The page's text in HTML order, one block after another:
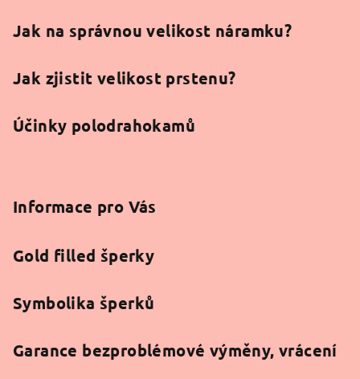
Jak na správnou velikost náramku?
Jak zjistit velikost prstenu?
Účinky polodrahokamů
Informace pro Vás
Gold filled šperky
Symbolika šperků
Garance bezproblémové výměny, vrácení